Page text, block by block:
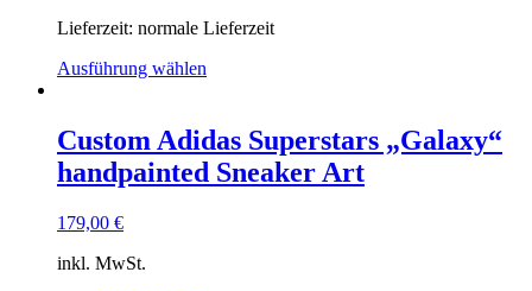
Lieferzeit: normale Lieferzeit
Ausführung wählen
Custom Adidas Superstars „Galaxy“
handpainted Sneaker Art
179,00 €
inkl. MwSt.